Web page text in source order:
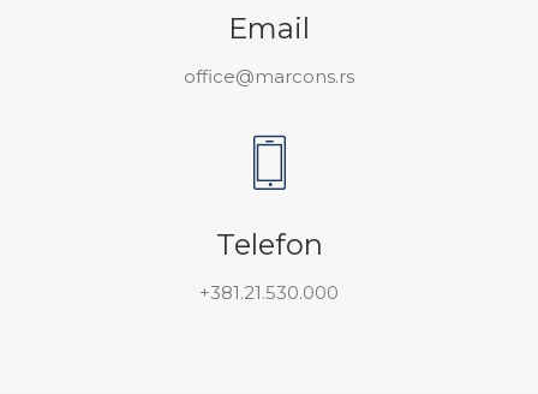
Email
office@marcons.rs
Telefon
+381.21.530.000